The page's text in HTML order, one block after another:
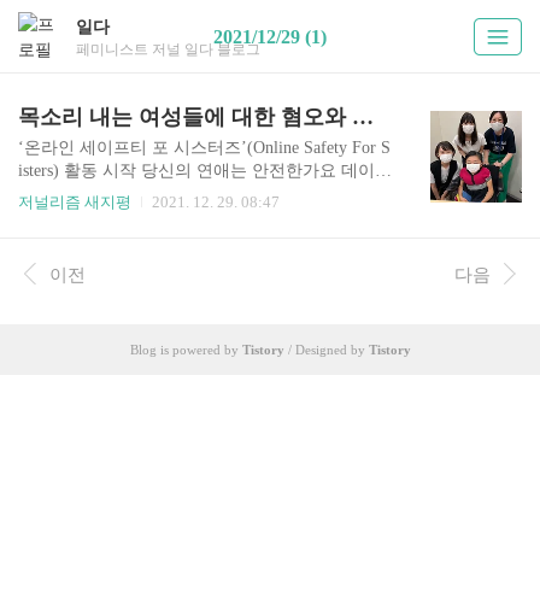
일다
페미니스트 저널 일다 블로그
2021/12/29 (1)
목소리 내는 여성들에 대한 혐오와 린치를 멈춰라
‘온라인 세이프티 포 시스터즈’(Online Safety For S
isters) 활동 시작 당신의 연애는 안전한가요 데이트
초기부터 헤어짐, 이별 후 과정까지 피해자의 눈으
밝힌 책이다. 책의 전체 구성은 연 www.aladin.co.kr
일본에서도 2017년 #미투 이후, SNS상에서 페미니
고 있다. 국제걸스데이(Internatinal Girl’s Day)였던
저널리즘 새지평 2021. 12. 29. 08:47
이전 다음
Blog is powered by Tistory / Designed by Tistory